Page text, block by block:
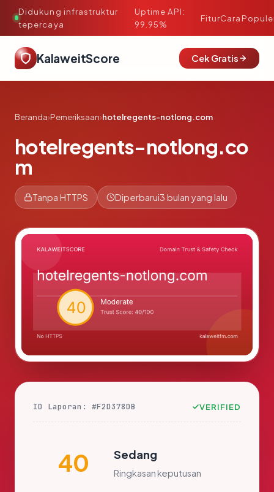
Didukung infrastruktur
tepercaya
·
Uptime API:
99.95%
FiturCara
KalaweitScore Cek Gratis
Beranda›Pemeriksaan›hotelregents-notlong.com
hotelregents-notlong.co
m
Tanpa HTTPS Diperbarui3 bulan yang lalu
ID Laporan: #F2D378DB VERIFIED
40 Sedang
Ringkasan keputusan